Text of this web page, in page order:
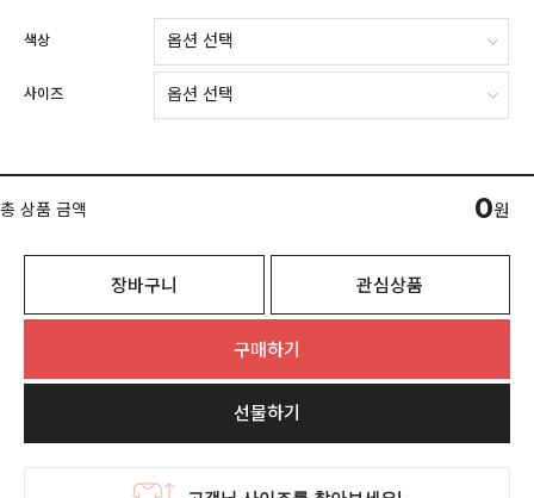
색상
사이즈
총 상품 금액 0원
장바구니 관심상품
구매하기
선물하기